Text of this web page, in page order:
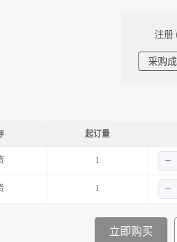
注册
采购
起订量
1
1
立即购买